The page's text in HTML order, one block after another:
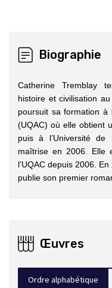
Biographie
Catherine Tremblay
histoire et civilisation
poursuit sa formation à
(UQAC) où elle obtient
puis à l’Université de
maîtrise en 2006. Elle
l’UQAC depuis 2006.
publie son premier
Œuvres
Ordre alphabétique